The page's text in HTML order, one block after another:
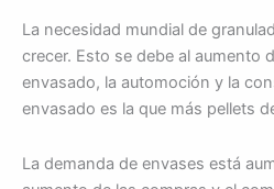
La necesidad mundial de
crecer. Esto se debe al aumento
envasado, la automoción y la
envasado es la que más pellets
La demanda de envases está